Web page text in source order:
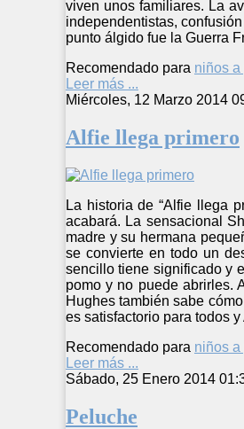
viven unos familiares. La
independentistas,
punto álgido fue la Guerra
Recomendado para niños a
Leer más ...
Miércoles, 12 Marzo 2014
Alfie llega primero
La historia de “Alfie llega
acabará. La sensacional
madre y su hermana
se convierte en todo un
sencillo tiene significado y
pomo y no puede abrirles.
Hughes también sabe
es satisfactorio para todos
Recomendado para niños a
Leer más ...
Sábado, 25 Enero 2014
Peluche